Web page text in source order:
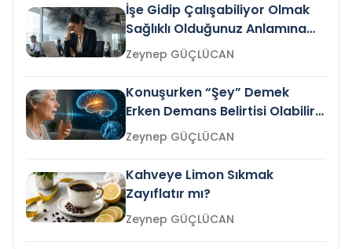
İşe Gidip Çalışabiliyor Olmak
Sağlıklı Olduğunuz Anlamına
Gelir mi?Zeynep GÜÇLÜCAN
Konuşurken “Şey” Demek
Erken Demans Belirtisi Olabilir
mi?
Zeynep GÜÇLÜCAN
Kahveye Limon Sıkmak
Zayıflatır mı?
Zeynep GÜÇLÜCAN